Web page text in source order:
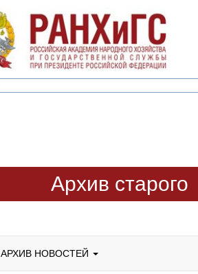
Архив старого
АРХИВ НОВОСТЕЙ